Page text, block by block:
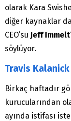
olarak Kara
diğer kaynaklar
CEO’su Jeff Immelt
söylüyor.
Travis
Birkaç haftadır
kurucularından
ayında istifası